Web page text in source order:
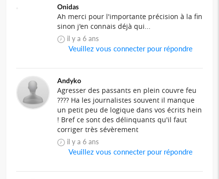
Onidas
Ah merci pour l'importante précision à la fin
sinon j'en connais déjà qui...
il y a 6 ans
Veuillez vous connecter pour répondre
Andyko
Agresser des passants en plein couvre feu
???? Ha les journalistes souvent il manque
un petit peu de logique dans vos écrits hein
! Bref ce sont des délinquants qu'il faut
corriger très sévèrement
il y a 6 ans
Veuillez vous connecter pour répondre